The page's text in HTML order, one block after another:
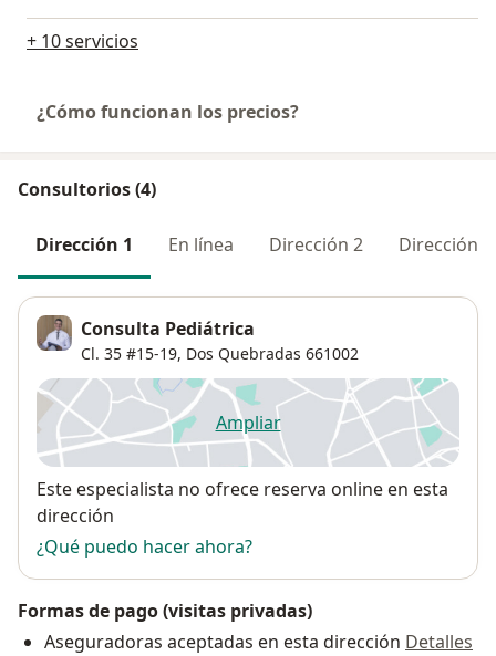
+ 10 servicios
¿Cómo funcionan los precios?
Consultorios (4)
Dirección 1 En línea Dirección 2 Dirección 3
Consulta Pediátrica
Cl. 35 #15-19, Dos Quebradas 661002
Ampliarse abre en una nueva
Disponibilidad
Este especialista no ofrece reserva online en esta
dirección
¿Qué puedo hacer ahora?
Formas de pago (visitas privadas)
Aseguradoras aceptadas en esta dirección Detalles